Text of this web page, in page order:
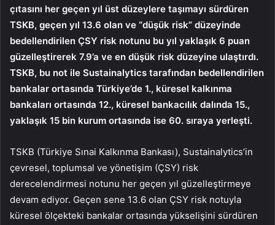
çıtasını her geçen yıl üst düzeylere taşımayı sürdüren
TSKB, geçen yıl 13.6 olan ve “düşük risk” düzeyinde
bedellendirilen ÇSY risk notunu bu yıl yaklaşık 6 puan
güzelleştirerek 7.9’a ve en düşük risk düzeyine ulaştırdı.
TSKB, bu not ile Sustainalytics tarafından bedellendirilen
bankalar ortasında Türkiye’de 1., küresel kalkınma
bankaları ortasında 12., küresel bankacılık dalında 15.,
yaklaşık 15 bin kurum ortasında ise 60. sıraya yerleşti.
TSKB (Türkiye Sınai Kalkınma Bankası), Sustainalytics’in
çevresel, toplumsal ve yönetişim (ÇSY) risk
derecelendirmesi notunu her geçen yıl güzelleştirmeye
devam ediyor. Geçen sene 13.6 olan ÇSY risk notuyla
küresel ölçekteki bankalar ortasında yükselişini sürdüren